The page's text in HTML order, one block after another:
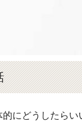
にどうしたら